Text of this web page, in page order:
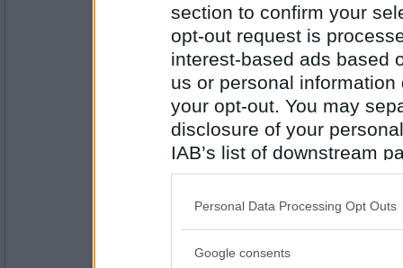
section to confirm your
opt-out request is
interest-based ads based
us or personal
your opt-out. You may
disclosure of your
IAB’s list of downstream
also be disclosed by us
Downstream Participants
Please note that this
Personal Data Processing Opt Outs
Google consents
pigge43
Antal inlägg: 359
4
morsan3